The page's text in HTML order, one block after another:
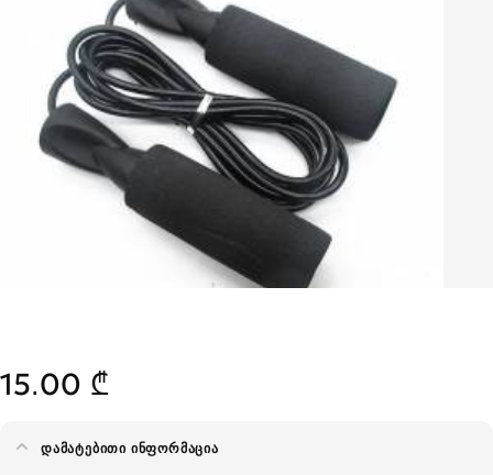
15.00 ₾
ᲓᲐᲛᲐᲢᲔᲑᲘᲗᲘ ᲘᲜᲤᲝᲠᲛᲐᲪᲘᲐ